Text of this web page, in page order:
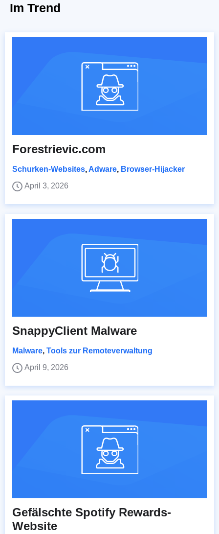
Im Trend
Forestrievic.com
Schurken-Websites, Adware, Browser-Hijacker
April 3, 2026
SnappyClient Malware
Malware, Tools zur Remoteverwaltung
April 9, 2026
Gefälschte Spotify Rewards-
Website